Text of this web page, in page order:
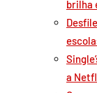
brilha
a